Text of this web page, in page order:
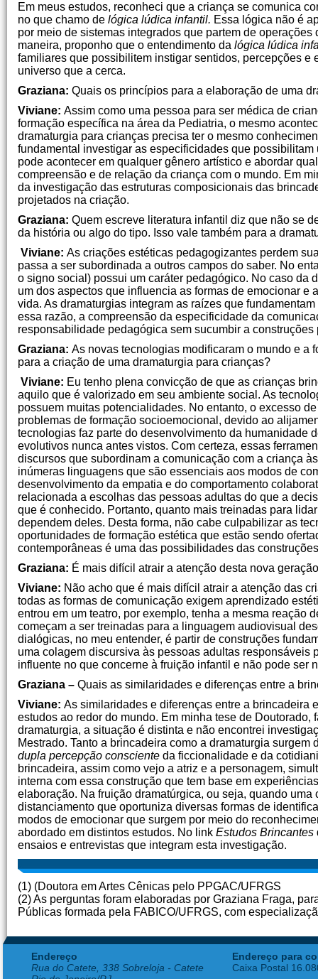
Em meus estudos, reconheci que a criança se comunica
no que chamo de lógica lúdica infantil. Essa lógica não é
por meio de sistemas integrados que partem de
maneira, proponho que o entendimento da lógica lúdica
familiares que possibilitem instigar sentidos, percepções
universo que a cerca.
Graziana: Quais os princípios para a elaboração de uma
Viviane: Assim como uma pessoa para ser médica de
formação específica na área da Pediatria, o mesmo
dramaturgia para crianças precisa ter o mesmo
fundamental investigar as especificidades que
pode acontecer em qualquer gênero artístico e abordar
compreensão e de relação da criança com o mundo. Em
da investigação das estruturas composicionais das
projetados na criação.
Graziana: Quem escreve literatura infantil diz que não se
da história ou algo do tipo. Isso vale também para a
Viviane: As criações estéticas pedagogizantes perdem
passa a ser subordinada a outros campos do saber. No
o signo social) possui um caráter pedagógico. No caso
um dos aspectos que influencia as formas de emocionar
vida. As dramaturgias integram as raízes que
essa razão, a compreensão da especificidade da
responsabilidade pedagógica sem sucumbir a construções
Graziana: As novas tecnologias modificaram o mundo e a
para a criação de uma dramaturgia para crianças?
Viviane: Eu tenho plena convicção de que as crianças
aquilo que é valorizado em seu ambiente social. As
possuem muitas potencialidades. No entanto, o excesso
problemas de formação socioemocional, devido ao
tecnologias faz parte do desenvolvimento da humanidade
evolutivos nunca antes vistos. Com certeza, essas
discursos que subordinam a comunicação com a criança
inúmeras linguagens que são essenciais aos modos de
desenvolvimento da empatia e do comportamento
relacionada a escolhas das pessoas adultas do que a
que é conhecido. Portanto, quanto mais treinadas para
dependem deles. Desta forma, não cabe culpabilizar as
oportunidades de formação estética que estão sendo
contemporâneas é uma das possibilidades das
Graziana: É mais difícil atrair a atenção desta nova
Viviane: Não acho que é mais difícil atrair a atenção das
todas as formas de comunicação exigem aprendizado
entrou em um teatro, por exemplo, tenha a mesma reação
começam a ser treinadas para a linguagem audiovisual
dialógicas, no meu entender, é partir de construções
uma colagem discursiva às pessoas adultas responsáveis
influente no que concerne à fruição infantil e não pode ser
Graziana – Quais as similaridades e diferenças entre a
Viviane: As similaridades e diferenças entre a brincadeira
estudos ao redor do mundo. Em minha tese de
dramaturgia, a situação é distinta e não encontrei
Mestrado. Tanto a brincadeira como a dramaturgia surgem
dupla percepção consciente da ficcionalidade e da
brincadeira, assim como vejo a atriz e a personagem,
interna com essa construção que tem base em
elaboração. Na fruição dramatúrgica, ou seja, quando
distanciamento que oportuniza diversas formas de
modos de emocionar que surgem por meio do
abordado em distintos estudos. No link Estudos Brincantes
ensaios e entrevistas que integram esta investigação.
(1) (Doutora em Artes Cênicas pelo PPGAC/UFRGS
(2) As perguntas foram elaboradas por Graziana Fraga,
Públicas formada pela FABICO/UFRGS, com
Endereço
Rua do Catete, 338 Sobreloja - Catete
Endereço para
Caixa Postal